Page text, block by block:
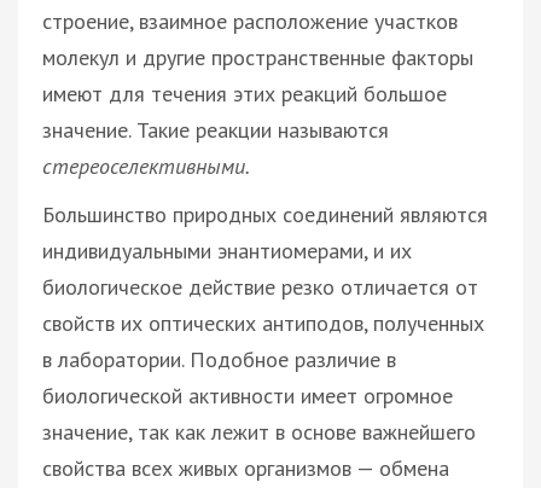
строение, взаимное расположение участков
молекул и другие пространственные факторы
имеют для течения этих реакций большое
значение. Такие реакции называются
стереоселективными.
Большинство природных соединений являются
индивидуальными энантиомерами, и их
биологическое действие резко отличается от
свойств их оптических антиподов, полученных
в лаборатории. Подобное различие в
биологической активности имеет огромное
значение, так как лежит в основе важнейшего
свойства всех живых организмов — обмена